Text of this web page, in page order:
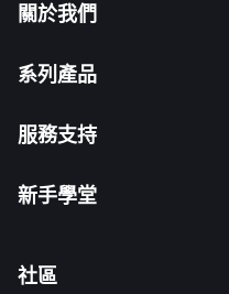
關於我們
系列產品
服務支持
新手學堂
社區